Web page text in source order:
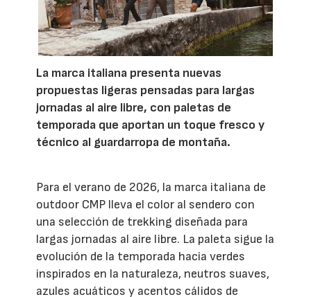
La marca italiana presenta nuevas
propuestas ligeras pensadas para largas
jornadas al aire libre, con paletas de
temporada que aportan un toque fresco y
técnico al guardarropa de montaña.
Para el verano de 2026, la marca italiana de
outdoor CMP lleva el color al sendero con
una selección de trekking diseñada para
largas jornadas al aire libre. La paleta sigue la
evolución de la temporada hacia verdes
inspirados en la naturaleza, neutros suaves,
azules acuáticos y acentos cálidos de